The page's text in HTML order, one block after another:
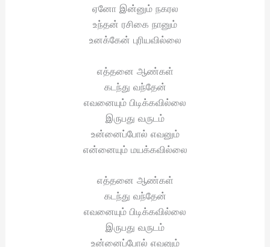
ஏனோ இன்னும் நகரல
உந்தன் ரசிகை நானும்
உனக்கேன் புரியவில்லை
எத்தனை ஆண்கள்
கடந்து வந்தேன்
எவனையும் பிடிக்கவில்லை
இருபது வருடம்
உன்னைப்போல் எவனும்
என்னையும் மயக்கவில்லை
எத்தனை ஆண்கள்
கடந்து வந்தேன்
எவனையும் பிடிக்கவில்லை
இருபது வருடம்
உன்னைப்போல் எவனும்